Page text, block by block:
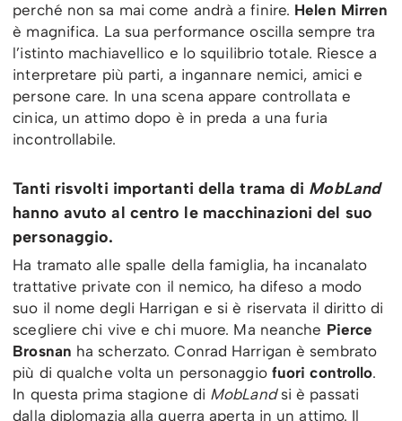
perché non sa mai come andrà a finire. Helen Mirren
è magnifica. La sua performance oscilla sempre tra
l’istinto machiavellico e lo squilibrio totale. Riesce a
interpretare più parti, a ingannare nemici, amici e
persone care. In una scena appare controllata e
cinica, un attimo dopo è in preda a una furia
incontrollabile.
Tanti risvolti importanti della trama di MobLand
hanno avuto al centro le macchinazioni del suo
personaggio.
Ha tramato alle spalle della famiglia, ha incanalato
trattative private con il nemico, ha difeso a modo
suo il nome degli Harrigan e si è riservata il diritto di
scegliere chi vive e chi muore. Ma neanche Pierce
Brosnan ha scherzato. Conrad Harrigan è sembrato
più di qualche volta un personaggio fuori controllo.
In questa prima stagione di MobLandsi è passati
dalla diplomazia alla guerra aperta in un attimo. Il